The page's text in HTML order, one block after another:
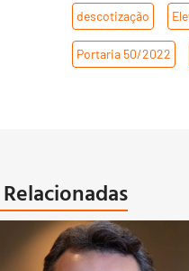
descotização
Portaria 50/2022